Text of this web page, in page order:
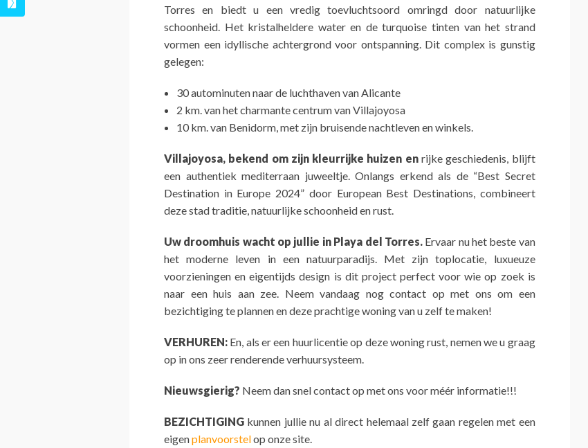
Torres en biedt u een vredig toevluchtsoord omringd door natuurlijke
schoonheid. Het kristalheldere water en de turquoise tinten van het strand
vormen een idyllische achtergrond voor ontspanning. Dit complex is gunstig
gelegen:
30 autominuten naar de luchthaven van Alicante
2 km. van het charmante centrum van Villajoyosa
10 km. van Benidorm, met zijn bruisende nachtleven en winkels.
Villajoyosa, bekend om zijn kleurrijke huizen enrijke geschiedenis, blijft
een authentiek mediterraan juweeltje. Onlangs erkend als de “Best Secret
Destination in Europe 2024” door European Best Destinations, combineert
deze stad traditie, natuurlijke schoonheid en rust.
Uw droomhuis wacht op jullie in Playa del Torres. Ervaar nu het beste van
het moderne leven in een natuurparadijs. Met zijn toplocatie, luxueuze
voorzieningen en eigentijds design is dit project perfect voor wie op zoek is
naar een huis aan zee. Neem vandaag nog contact op met ons om een
bezichtiging te plannen en deze prachtige woning van u zelf te maken!
VERHUREN: En, als er een huurlicentie op deze woning rust, nemen we u graag
op in ons zeer renderende verhuursysteem.
Nieuwsgierig? Neem dan snel contact op met ons voor méér informatie!!!
BEZICHTIGING kunnen jullie nu al direct helemaal zelf gaan regelen met een
eigenplanvoorstelop onze site.